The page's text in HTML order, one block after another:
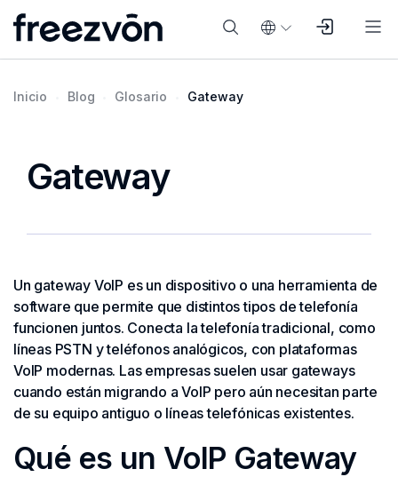
Inicio Blog Glosario Gateway
Gateway
Un gateway VoIP es un dispositivo o una herramienta de
software que permite que distintos tipos de telefonía
funcionen juntos. Conecta la telefonía tradicional, como
líneas PSTN y teléfonos analógicos, con plataformas
VoIP modernas. Las empresas suelen usar gateways
cuando están migrando a VoIP pero aún necesitan parte
de su equipo antiguo o líneas telefónicas existentes.
Qué es un VoIP Gateway